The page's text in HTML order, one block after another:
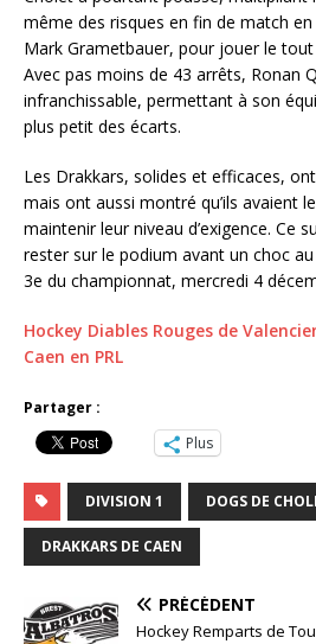
même des risques en fin de match
Mark Grametbauer, pour jouer le
Avec pas moins de 43 arrêts, Ronan
infranchissable, permettant à son
plus petit des écarts.
Les Drakkars, solides et efficaces,
mais ont aussi montré qu’ils avaient
maintenir leur niveau d’exigence. Ce
rester sur le podium avant un choc
3e du championnat, mercredi 4
Hockey Diables Rouges de
Caen en PRL
Partager :
Plus
DIVISION 1 DOGS DE
DRAKKARS DE CAEN
PRÉCÉDENT
Hockey Remparts de